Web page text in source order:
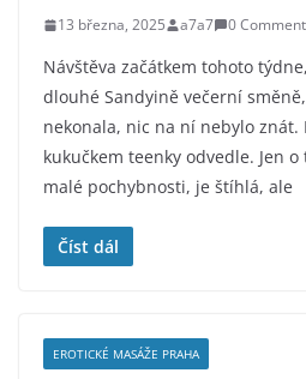
13 března, 2025 a7a7 0
Návštěva začátkem tohoto
dlouhé Sandyině večerní
nekonala, nic na ní nebylo znát.
kukučkem teenky odvedle. Jen
malé pochybnosti, je štíhlá, ale
Číst dál
EROTICKÉ MASÁŽE PRAHA